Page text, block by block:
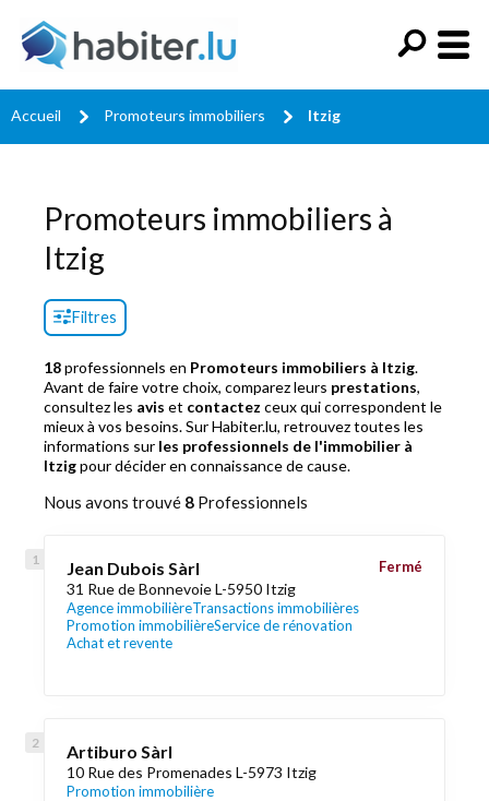
Accueil Promoteurs immobiliers Itzig
Promoteurs immobiliers à
Itzig
Filtres
18professionnels en Promoteurs immobiliers à Itzig.
Avant de faire votre choix, comparez leurs prestations,
consultez les avis et contactez ceux qui correspondent le
mieux à vos besoins. Sur Habiter.lu, retrouvez toutes les
informations sur les professionnels de l'immobilier à
Itzigpour décider en connaissance de cause.
Nous avons trouvé 8 Professionnels
Jean Dubois Sàrl
31 Rue de Bonnevoie L-5950 Itzig
Agence immobilièreTransactions immobilières
Promotion immobilièreService de rénovation
Achat et revente
Fermé
Artiburo Sàrl
10 Rue des Promenades L-5973 Itzig
Promotion immobilière